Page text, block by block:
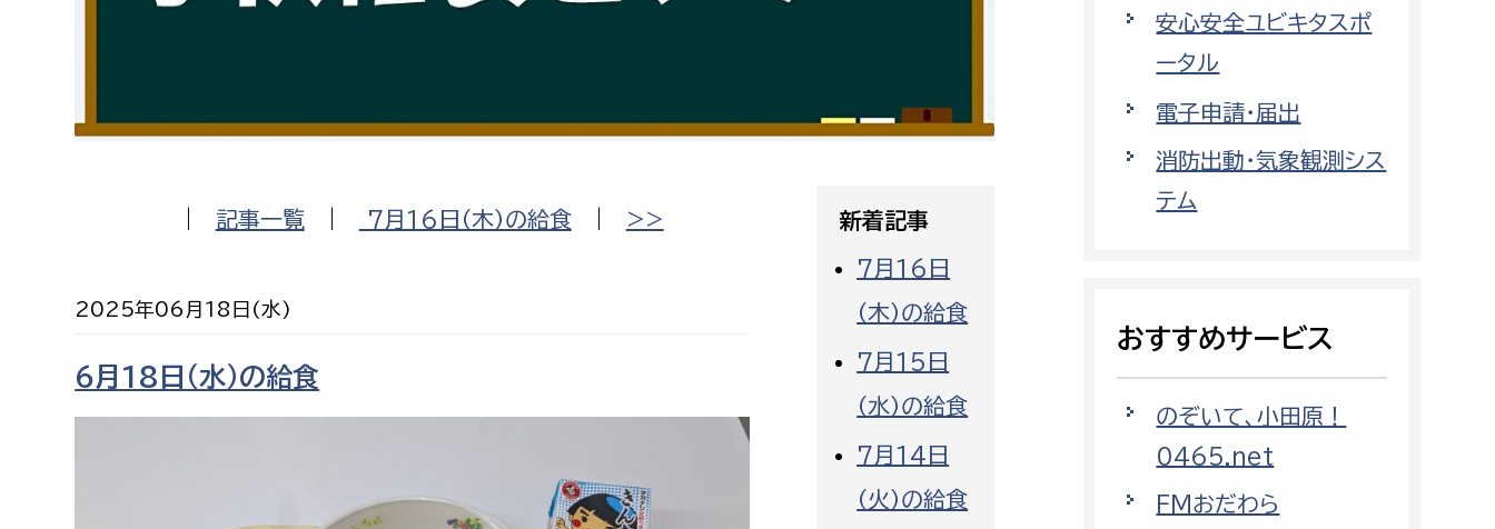
観光
市議会
イベント・講座などに参加したい
戸籍住民課
図書館
環境事業センター
福祉健康部
障がい福祉課
健康づくり課
子ども若者部
子ども若者支援課
経済部
観光課
農政課
水産海浜課
都市政策課
開発審査課
出納室
市立総合医療センター
患者サポートセンター
消防
消防総務課
記事一覧| 7月16日（木）の給食| >>
2025年06月18日(水)
6月18日（水）の給食
新着記事
7月16日
（木）の給食
7月15日
（水）の給食
7月14日
（火）の給食
安心安全ユビキタスポ
ータル
電子申請・届出
消防出動・気象観測シス
テム
おすすめサービス
のぞいて、小田原！
0465.net
FMおだわら